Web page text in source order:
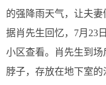
的强降雨天气，让夫妻
据肖先生回忆，7月23
小区查看。肖先生到
脖子，存放在地下室